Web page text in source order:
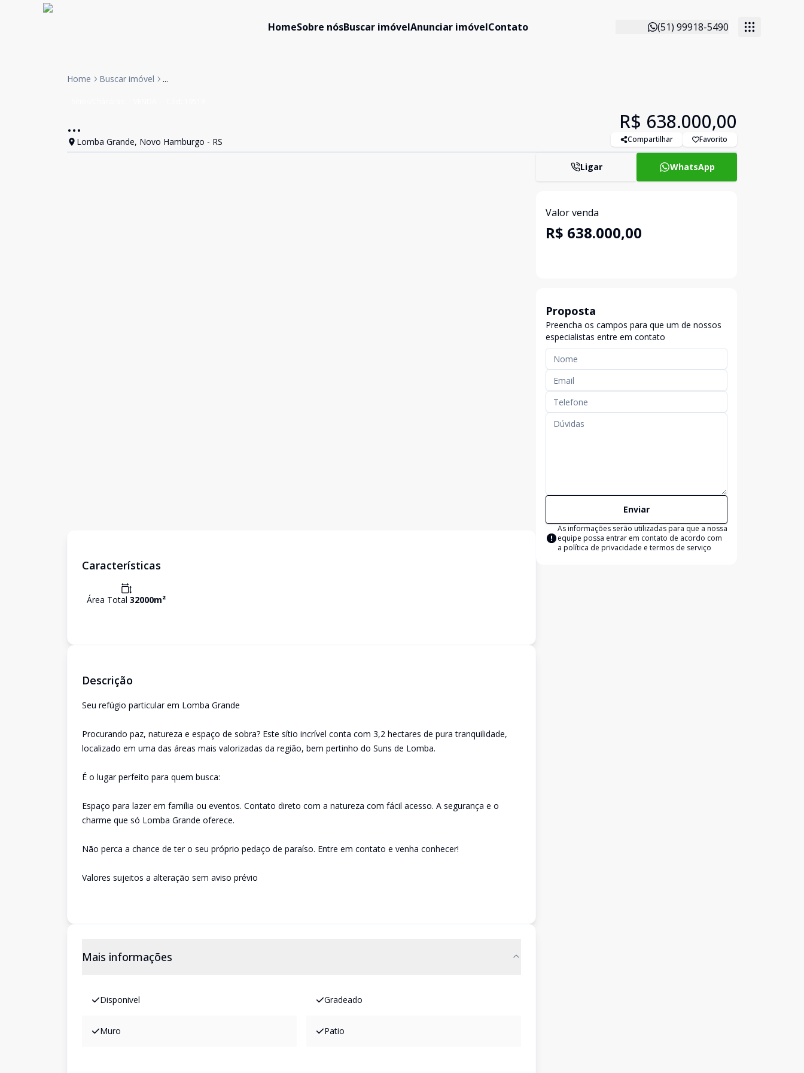
HomeSobre nósBuscar imóvelAnunciar imóvelContato (51) 99918-5490
Home Buscar imóvel ...
...
Lomba Grande, Novo Hamburgo - RS
R$ 638.000,00
Compartilhar Favorito
Características
Área Total 32000m²
Descrição
Seu refúgio particular em Lomba Grande
Procurando paz, natureza e espaço de sobra? Este sítio incrível conta com 3,2 hectares de pura tranquilidade,
localizado em uma das áreas mais valorizadas da região, bem pertinho do Suns de Lomba.
É o lugar perfeito para quem busca:
Espaço para lazer em família ou eventos. Contato direto com a natureza com fácil acesso. A segurança e o
charme que só Lomba Grande oferece.
Não perca a chance de ter o seu próprio pedaço de paraíso. Entre em contato e venha conhecer!
Valores sujeitos a alteração sem aviso prévio
Mais informações
Disponivel Gradeado
Muro Patio
Ligar WhatsApp
Valor venda
R$ 638.000,00
Proposta
Preencha os campos para que um de nossos
especialistas entre em contato
Enviar
As informações serão utilizadas para que a nossa
equipe possa entrar em contato de acordo com
a política de privacidade e termos de serviço